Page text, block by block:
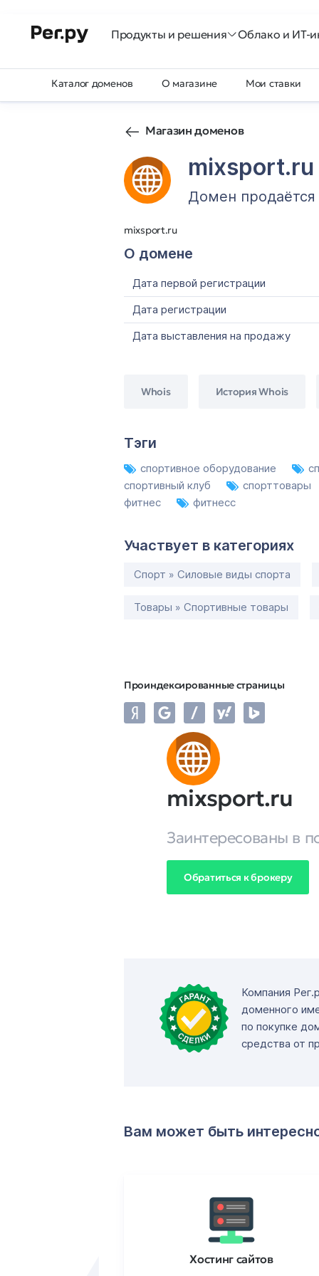
Продукты и решения Облако и ИТ-
Каталог доменов О магазине Мои ставки
Магазин доменов
mixsport.ru
Домен продаётся
mixsport.ru
О домене
Дата первой регистрации
Дата регистрации
Дата выставления на продажу
Whois История Whois
Тэги
спортивное оборудование
спортивный клуб
спорттовары
фитнес
фитнесс
Участвует в категориях
Спорт » Силовые виды спорта
Товары » Спортивные товары
Проиндексированные страницы
mixsport.ru
Заинтересованы в
Обратиться к брокеру
Компания
доменного
по покупке
средства от
Вам может быть
Хостинг сайтов